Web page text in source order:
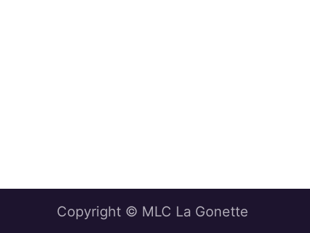
Copyright © MLC La Gonette